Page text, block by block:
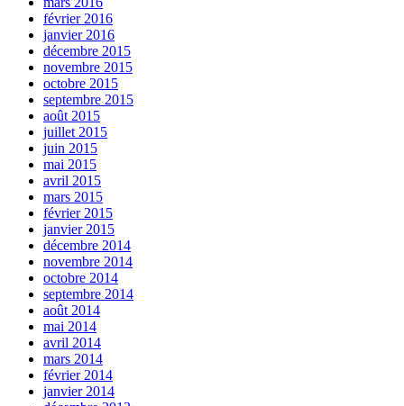
février 2016
janvier 2016
décembre 2015
novembre 2015
octobre 2015
septembre 2015
août 2015
juillet 2015
juin 2015
mai 2015
avril 2015
mars 2015
février 2015
janvier 2015
décembre 2014
novembre 2014
octobre 2014
septembre 2014
août 2014
mai 2014
avril 2014
mars 2014
février 2014
janvier 2014